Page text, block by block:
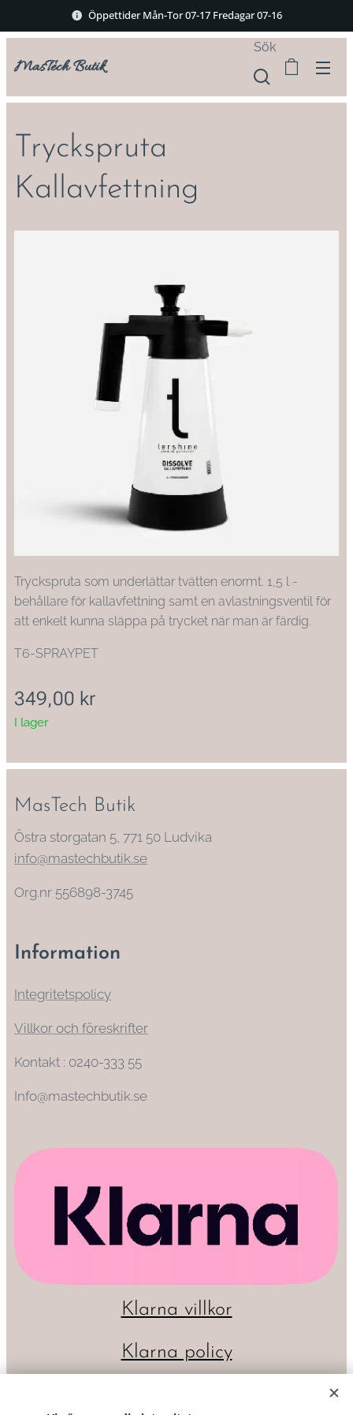
Öppettider Mån-Tor 07-17 Fredagar 07-16
MasTech Butik
Sök
Tryckspruta
Kallavfettning
Tryckspruta som underlättar tvätten enormt. 1,5 l -
behållare för kallavfettning samt en avlastningsventil för
att enkelt kunna släppa på trycket när man är färdig.
T6-SPRAYPET
349,00 kr
I lager
MasTech Butik
Östra storgatan 5, 771 50 Ludvika
info@mastechbutik.se
Org.nr 556898-3745
Information
Integritetspolicy
Villkor och föreskrifter
Kontakt : 0240-333 55
Info@mastechbutik.se
Klarna villkor
Klarna policy